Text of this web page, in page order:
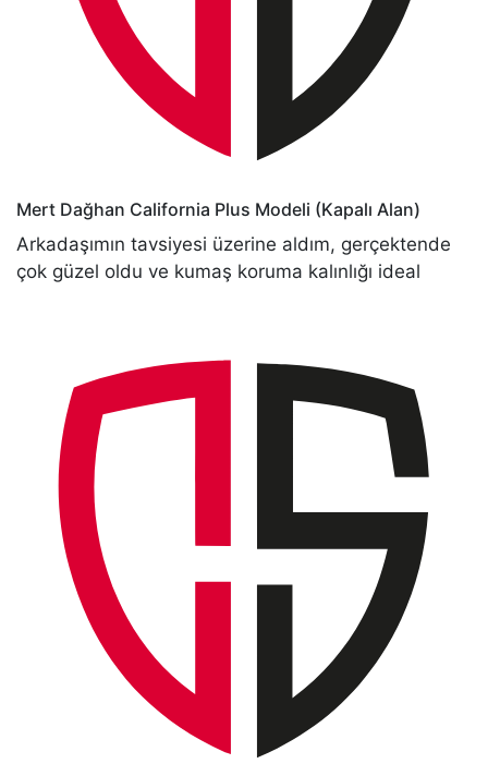
Mert Dağhan California Plus Modeli (Kapalı Alan)
Arkadaşımın tavsiyesi üzerine aldım, gerçektende
çok güzel oldu ve kumaş koruma kalınlığı ideal